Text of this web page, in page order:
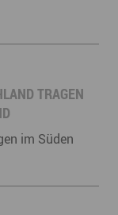
TRAGEN
im Süden